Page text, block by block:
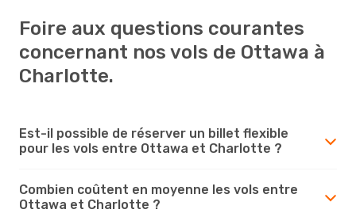
Foire aux questions courantes
concernant nos vols de Ottawa à
Charlotte.
Est-il possible de réserver un billet flexible
pour les vols entre Ottawa et Charlotte ?
Combien coûtent en moyenne les vols entre
Ottawa et Charlotte ?